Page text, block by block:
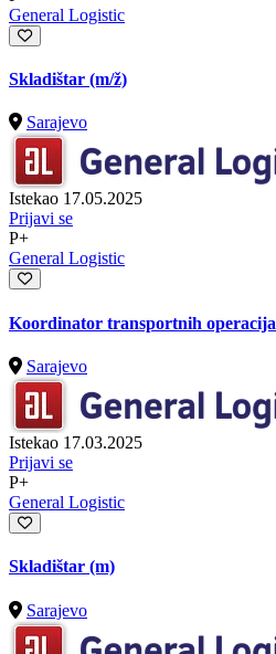
General Logistic
Skladištar (m/ž)
Sarajevo
Istekao 17.05.2025
Prijavi se
P+
General Logistic
Koordinator transportnih operacija
Sarajevo
Istekao 17.03.2025
Prijavi se
P+
General Logistic
Skladištar (m)
Sarajevo